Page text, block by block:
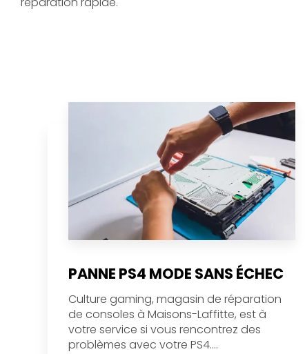
PANNE PS4 MODE SANS ÉCHEC
Culture gaming, magasin de réparation
de consoles à Maisons-Laffitte, est à
votre service si vous rencontrez des
problèmes avec votre PS4....